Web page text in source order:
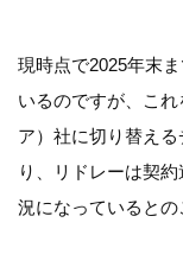
現時点で2025年末
いるのですが、こ
ア）社に切り替え
り、リドレーは契
況になっているとの